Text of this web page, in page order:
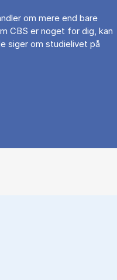
om mere end bare
CBS er noget for dig, kan
siger om studielivet på